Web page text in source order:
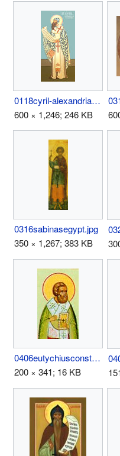
0118cyril-alexandria.jpg
600 × 1,246; 246 KB
0316sabinasegypt.jpg
350 × 1,267; 383 KB
0406eutychiusconstantinop.jpg
200 × 341; 16 KB